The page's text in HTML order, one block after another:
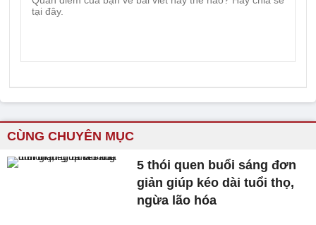
CÙNG CHUYÊN MỤC
5 thói quen buổi sáng đơn
giản giúp kéo dài tuổi thọ,
ngừa lão hóa